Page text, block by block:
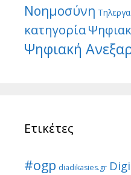
Νοημοσύνη
κατηγορία
Ψηφιακή
Ετικέτες
#ogp diadikasies.gr